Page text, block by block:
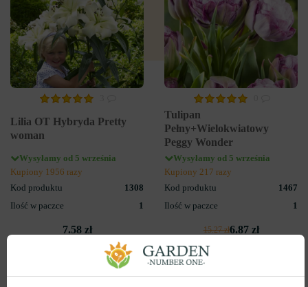
Lilia OT Hybryda Pretty
woman
Wysyłamy od 5 września
Kupiony 1956 razy
Kod produktu
1308
Ilość w paczce
1
7.58 zł
DO KOSZYKA
Tulipan
Pełny+Wielokwiatowy
Peggy Wonder
Wysyłamy od 5 września
Kupiony 217 razy
Kod produktu
1467
Ilość w paczce
1
15.27 zł6.87 zł
DO KOSZYKA